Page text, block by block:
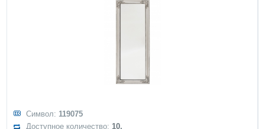
Символ: 119075
Доступное количество:10,